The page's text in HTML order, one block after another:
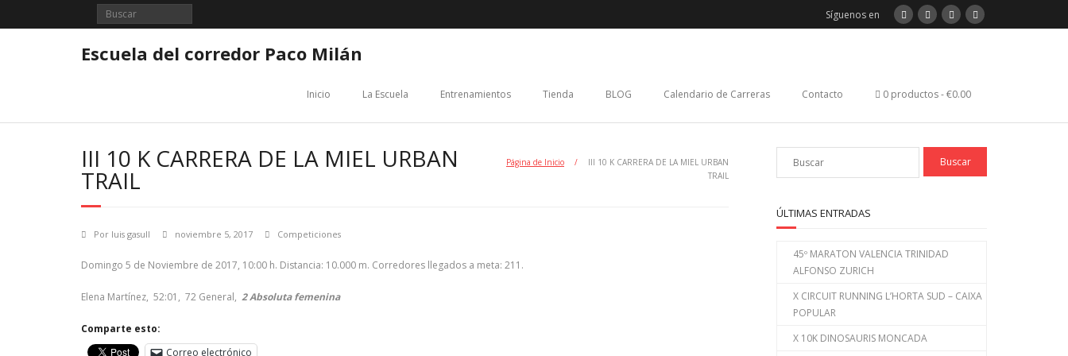
Síguenos en
Escuela del corredor Paco Milán
Inicio La Escuela Entrenamientos Tienda BLOG Calendario de Carreras Contacto 0 productos €0.00
III 10 K CARRERA DE LA MIEL URBAN
TRAIL
Página de Inicio /
III 10 K CARRERA DE LA MIEL URBAN
TRAIL
Por luis gasull noviembre 5, 2017 Competiciones
Domingo 5 de Noviembre de 2017, 10:00 h. Distancia: 10.000 m. Corredores llegados a meta: 211.
Elena Martínez, 52:01, 72 General, 2 Absoluta femenina
Comparte esto:
Correo electrónico
ÚLTIMAS ENTRADAS
45º MARATON VALENCIA TRINIDAD
ALFONSO ZURICH
X CIRCUIT RUNNING L’HORTA SUD – CAIXA
POPULAR
X 10K DINOSAURIS MONCADA